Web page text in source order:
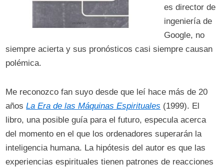
es director de
ingeniería de
Google, no
siempre acierta y sus pronósticos casi siempre causan
polémica.
Me reconozco fan suyo desde que leí hace más de 20
añosLa Era de las Máquinas Espirituales (1999). El
libro, una posible guía para el futuro, especula acerca
del momento en el que los ordenadores superarán la
inteligencia humana. La hipótesis del autor es que las
experiencias espirituales tienen patrones de reacciones